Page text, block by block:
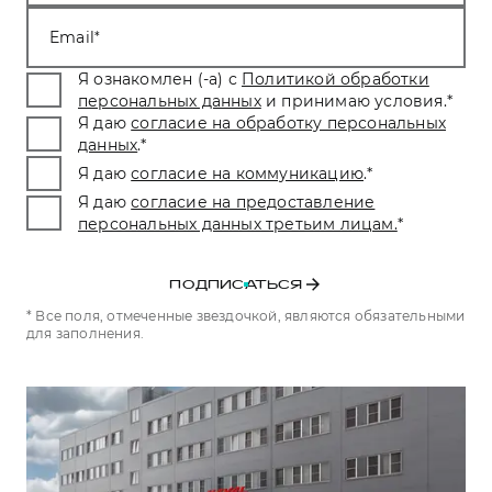
от 3 199 000 ₽ от 3 499 000 ₽
от 3 599 000 ₽
POER
от 3 449 000 ₽
Тест-драйв
Трейд-ин
КРЕДИТ И СТРАХОВАНИЕ
Кредитный калькулятор
Страхование
КОРПОРАТИВНЫМ КЛИЕНТАМ
Корпоративным клиентам
Крупным корпоративным клиентам
Система управления автопарком
СЕРВИСНОЕ ОБСЛУЖИВАНИЕ
Нулевое ТО
Программа «Помощь на дороге»
Регламенты технического обслуживания
Электронный ПТС
GWM Безопасность
Гарантия HAVAL
Программа «HAVAL Защита+»
Руководства по эксплуатации
Подписки
О дилере
Наша команда
Контакты
Email
Я ознакомлен (-а) с Политикой обработки
персональных данных и принимаю условия.*
Я даю согласие на обработку персональных
данных.*
Я даю согласие на коммуникацию.*
Я даю согласие на предоставление
персональных данных третьим лицам.*
ПОДПИСАТЬСЯ
* Все поля, отмеченные звездочкой, являются обязательными
для заполнения.